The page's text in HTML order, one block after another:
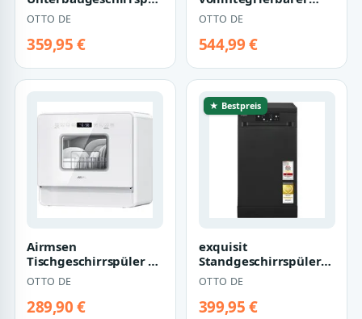
GSP59109-451D, 9
Maßgedecke, 4
Program…
OTTO DE
359,95 €
Geschirrspüler
BK7IPA15BM6L0, 15
Maßgedec…
OTTO DE
544,99 €
Airmsen
Tischgeschirrspüler 7
Spülprogramme,Weichwasseranlage,Selbstre…
OTTO DE
289,90 €
★ Bestpreis
exquisit
Standgeschirrspüler
GSP9109-450D, 9
Maßgedecke, 4
Programme,…
OTTO DE
399,95 €